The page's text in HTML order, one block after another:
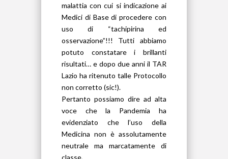
malattia con cui si indicazione ai
Medici di Base di procedere con
uso di “tachipirina ed
osservazione”!!! Tutti abbiamo
potuto constatare i brillanti
risultati… e dopo due anni il TAR
Lazio ha ritenuto talle Protocollo
non corretto (sic!).
Pertanto possiamo dire ad alta
voce che la Pandemia ha
evidenziato che l’uso della
Medicina non è assolutamente
neutrale ma marcatamente di
classe.